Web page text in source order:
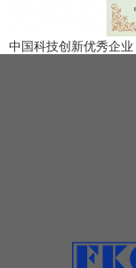
中国科技创新优秀企业